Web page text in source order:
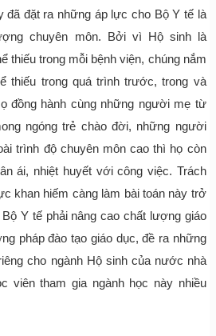
đã đặt ra những áp lực cho Bộ Y tế là
chuyên môn. Bởi vì Hộ sinh là
thiếu trong mỗi bệnh viện, chúng nắm
thiếu trong quá trình trước, trong và
đồng hành cùng những người mẹ từ
ngóng trẻ chào đời, những người
trình độ chuyên môn cao thì họ còn
ái, nhiệt huyết với công việc. Trách
khan hiếm càng làm bài toán này trở
Y tế phải nâng cao chất lượng giáo
pháp đào tạo giáo dục, đề ra những
cho ngành Hộ sinh của nước nhà
viên tham gia ngành học này nhiều